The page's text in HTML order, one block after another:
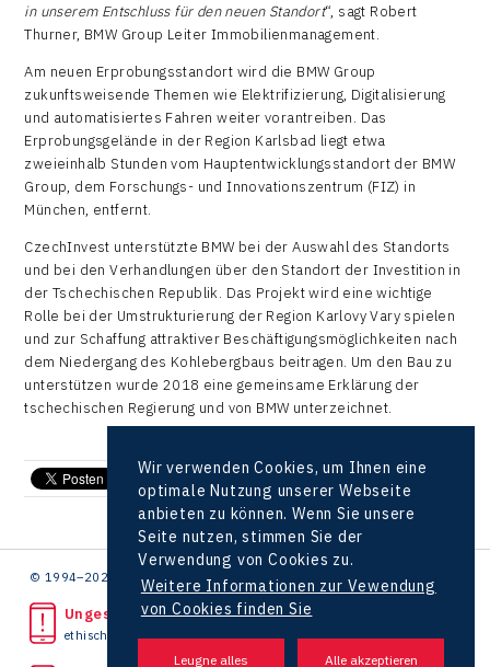
in unserem Entschluss für den neuen Standort“, sagt Robert
Thurner, BMW Group Leiter Immobilienmanagement.
Am neuen Erprobungsstandort wird die BMW Group
zukunftsweisende Themen wie Elektrifizierung, Digitalisierung
und automatisiertes Fahren weiter vorantreiben. Das
Erprobungsgelände in der Region Karlsbad liegt etwa
zweieinhalb Stunden vom Hauptentwicklungsstandort der BMW
Group, dem Forschungs- und Innovationszentrum (FIZ) in
München, entfernt.
CzechInvest unterstützte BMW bei der Auswahl des Standorts
und bei den Verhandlungen über den Standort der Investition in
der Tschechischen Republik. Das Projekt wird eine wichtige
Rolle bei der Umstrukturierung der Region Karlovy Vary spielen
und zur Schaffung attraktiver Beschäftigungsmöglichkeiten nach
dem Niedergang des Kohlebergbaus beitragen. Um den Bau zu
unterstützen wurde 2018 eine gemeinsame Erklärung der
tschechischen Regierung und von BMW unterzeichnet.
© 1994–2026 CzechInvest | .
Ungesetzliche Tat bemerkt?
ethische Linie
Wir verwenden Cookies, um Ihnen eine
optimale Nutzung unserer Webseite
anbieten zu können. Wenn Sie unsere
Seite nutzen, stimmen Sie der
Verwendung von Cookies zu.
Weitere Informationen zur Vewendung
von Cookies finden Sie